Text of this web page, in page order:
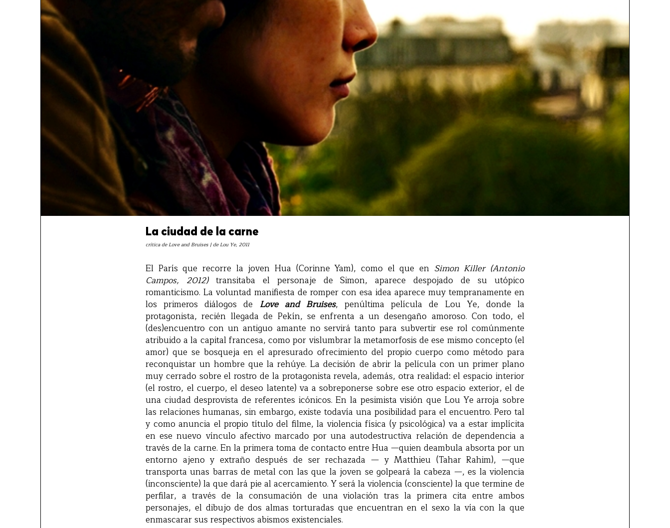
La ciudad de la carne
crítica de Love and Bruises | de Lou Ye, 2011
El París que recorre la joven Hua (Corinne Yam), como el que en Simon Killer (Antonio
Campos, 2012) transitaba el personaje de Simon, aparece despojado de su utópico
romanticismo. La voluntad manifiesta de romper con esa idea aparece muy tempranamente en
los primeros diálogos de Love and Bruises, penúltima película de Lou Ye, donde la
protagonista, recién llegada de Pekín, se enfrenta a un desengaño amoroso. Con todo, el
(des)encuentro con un antiguo amante no servirá tanto para subvertir ese rol comúnmente
atribuido a la capital francesa, como por vislumbrar la metamorfosis de ese mismo concepto (el
amor) que se bosqueja en el apresurado ofrecimiento del propio cuerpo como método para
reconquistar un hombre que la rehúye. La decisión de abrir la película con un primer plano
muy cerrado sobre el rostro de la protagonista revela, además, otra realidad: el espacio interior
(el rostro, el cuerpo, el deseo latente) va a sobreponerse sobre ese otro espacio exterior, el de
una ciudad desprovista de referentes icónicos. En la pesimista visión que Lou Ye arroja sobre
las relaciones humanas, sin embargo, existe todavía una posibilidad para el encuentro. Pero tal
y como anuncia el propio título del filme, la violencia física (y psicológica) va a estar implícita
en ese nuevo vínculo afectivo marcado por una autodestructiva relación de dependencia a
través de la carne. En la primera toma de contacto entre Hua —quien deambula absorta por un
entorno ajeno y extraño después de ser rechazada — y Matthieu (Tahar Rahim), —que
transporta unas barras de metal con las que la joven se golpeará la cabeza —, es la violencia
(inconsciente) la que dará pie al acercamiento. Y será la violencia (consciente) la que termine de
perfilar, a través de la consumación de una violación tras la primera cita entre ambos
personajes, el dibujo de dos almas torturadas que encuentran en el sexo la vía con la que
enmascarar sus respectivos abismos existenciales.